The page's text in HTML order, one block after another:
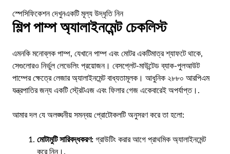
স্পেসিফিকেশন দেখুনএকটি মূল্য উদ্ধৃতি নিন
শিল্প পাম্প অ্যালাইনমেন্ট চেকলিস্ট
এমনকি মনোব্লক পাম্প, যেখানে পাম্প এবং মোটর একটিমাত্র শ্যাফটে থাকে,
সেগুলোরও নির্ভুল লেভেলিং প্রয়োজন। বেসপ্লেট-মাউন্টেড ব্যাক-পুলআউট
পাম্পের ক্ষেত্রে লেজার অ্যালাইনমেন্ট বাধ্যতামূলক। আধুনিক ২৮৮০ আরপিএম
যন্ত্রপাতির জন্য একটি স্ট্রেটএজ এবং ফিলার গেজ একেবারেই অপর্যাপ্ত।.
আমার দল যে অলঙ্ঘনীয় সমন্বয় প্রোটোকলটি অনুসরণ করে তা হলো:
মোটামুটি সারিবদ্ধকরণ: গ্রাউটিং করার আগে প্রাথমিক অ্যালাইনমেন্ট
করে নিন।.